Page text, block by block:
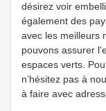
désirez voir
également des
avec les meilleurs
pouvons assurer
espaces verts.
n’hésitez pas à
à faire avec